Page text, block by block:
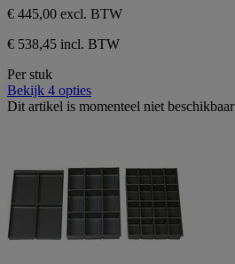
€ 445,00 excl. BTW
€ 538,45 incl. BTW
Per stuk
Bekijk 4 opties
Dit artikel is momenteel niet beschikbaar